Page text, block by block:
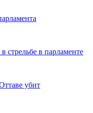
стрельбе в парламенте
убит